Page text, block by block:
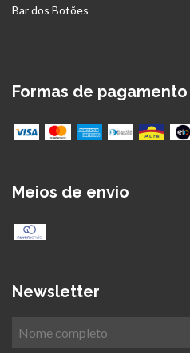
Bar dos Botões
Formas de pagamento
Meios de envio
Newsletter